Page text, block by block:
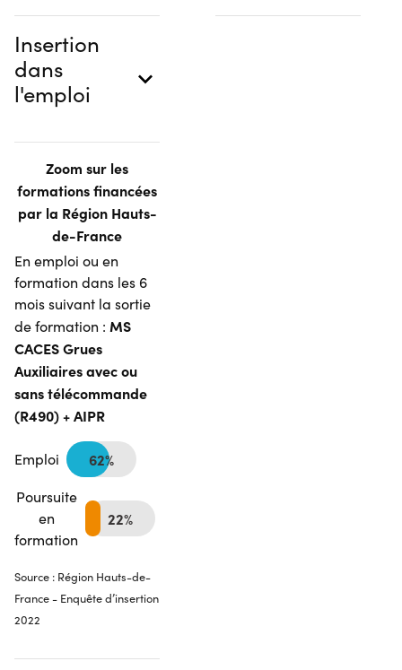
Insertion
dans
l'emploi
Zoom sur les
formations financées
par la Région Hauts-
de-France
En emploi ou en
formation dans les 6
mois suivant la sortie
de formation : MS
CACES Grues
Auxiliaires avec ou
sans télécommande
(R490) + AIPR
Emploi 62%
Poursuite
en
formation
22%
Source : Région Hauts-de-
France - Enquête d’insertion
2022